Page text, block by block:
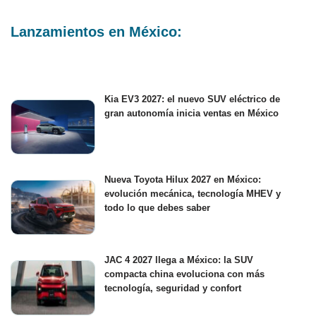
Lanzamientos en México:
Kia EV3 2027: el nuevo SUV eléctrico de
gran autonomía inicia ventas en México
Nueva Toyota Hilux 2027 en México:
evolución mecánica, tecnología MHEV y
todo lo que debes saber
JAC 4 2027 llega a México: la SUV
compacta china evoluciona con más
tecnología, seguridad y confort